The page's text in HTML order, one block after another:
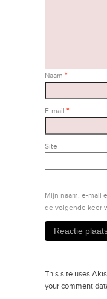
Naam *
E-mail *
Site
Mijn naam, e-mail
de volgende keer
This site uses
your comment